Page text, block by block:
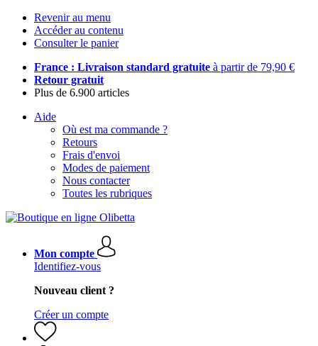
Revenir au menu
Accéder au contenu
Consulter le panier
France : Livraison standard gratuite à partir de 79,90 €
Retour gratuit
Plus de 6.900 articles
Aide
Où est ma commande ?
Retours
Frais d'envoi
Modes de paiement
Nous contacter
Toutes les rubriques
Mon compte
Identifiez-vous
Nouveau client ?
Créer un compte